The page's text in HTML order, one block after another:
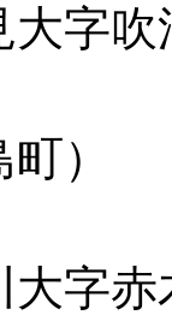
字吹
）
字赤